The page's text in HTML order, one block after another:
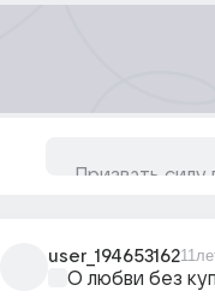
user_194653162
О любви без